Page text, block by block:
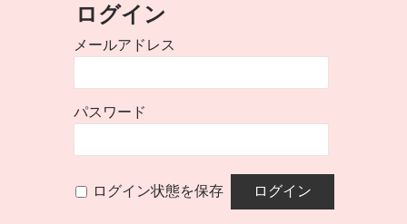
ログイン
メールアドレス
パスワード
ログイン状態を保存